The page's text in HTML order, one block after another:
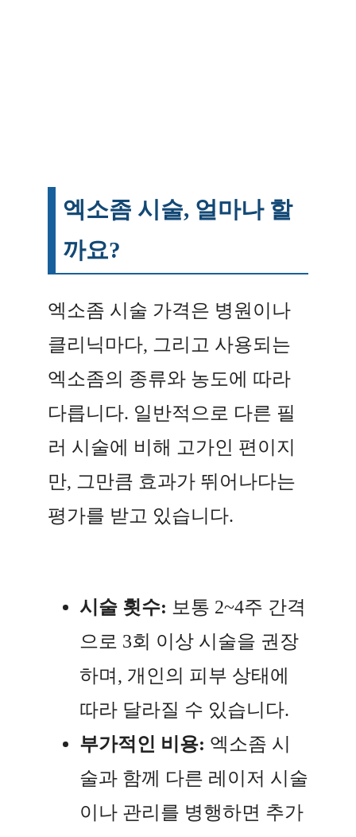
엑소좀 시술, 얼마나 할
까요?
엑소좀 시술 가격은 병원이나
클리닉마다, 그리고 사용되는
엑소좀의 종류와 농도에 따라
다릅니다. 일반적으로 다른 필
러 시술에 비해 고가인 편이지
만, 그만큼 효과가 뛰어나다는
평가를 받고 있습니다.
시술 횟수: 보통 2~4주 간격
으로 3회 이상 시술을 권장
하며, 개인의 피부 상태에
따라 달라질 수 있습니다.
부가적인 비용: 엑소좀 시
술과 함께 다른 레이저 시술
이나 관리를 병행하면 추가